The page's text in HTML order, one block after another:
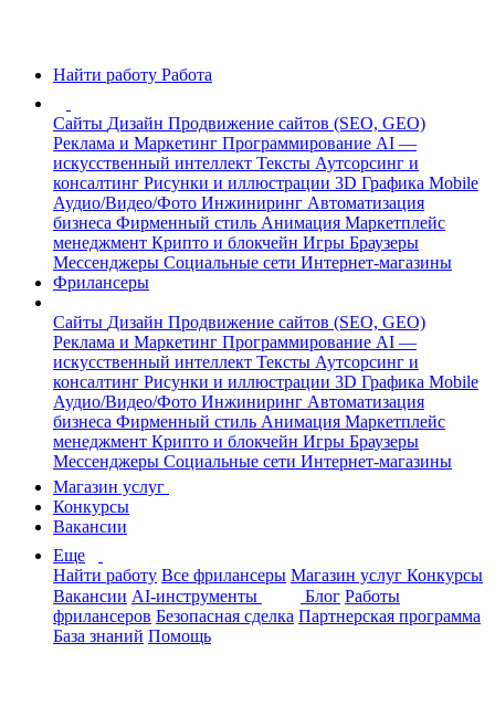
Найти работу Работа
Сайты Дизайн Продвижение сайтов (SEO, GEO)
Реклама и Маркетинг Программирование AI —
искусственный интеллект Тексты Аутсорсинг и
консалтинг Рисунки и иллюстрации 3D Графика Mobile
Аудио/Видео/Фото Инжиниринг Автоматизация
бизнеса Фирменный стиль Анимация Маркетплейс
менеджмент Крипто и блокчейн Игры Браузеры
Мессенджеры Социальные сети Интернет-магазины
Фрилансеры
Сайты Дизайн Продвижение сайтов (SEO, GEO)
Реклама и Маркетинг Программирование AI —
искусственный интеллект Тексты Аутсорсинг и
консалтинг Рисунки и иллюстрации 3D Графика Mobile
Аудио/Видео/Фото Инжиниринг Автоматизация
бизнеса Фирменный стиль Анимация Маркетплейс
менеджмент Крипто и блокчейн Игры Браузеры
Мессенджеры Социальные сети Интернет-магазины
Магазин услуг
Конкурсы
Вакансии
Еще
Найти работу Все фрилансеры Магазин услуг Конкурсы
Вакансии AI-инструменты Блог Работы
фрилансеров Безопасная сделка Партнерская программа
База знаний Помощь